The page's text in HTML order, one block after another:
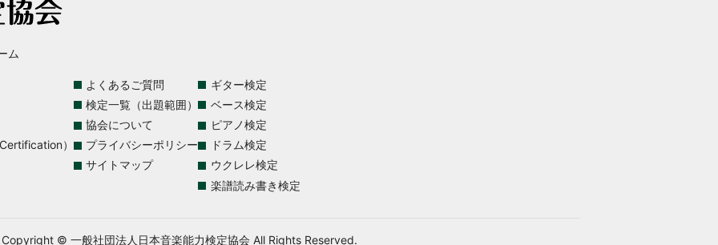
ム
）
よくあるご質問
検定一覧（出題範囲）
協会について
プライバシーポリシー
サイトマップ
ギター検定
ベース検定
ピアノ検定
ドラム検定
ウクレレ検定
楽譜読み書き検定
Copyright © 一般社団法人日本音楽能力検定協会 All Rights Reserved.